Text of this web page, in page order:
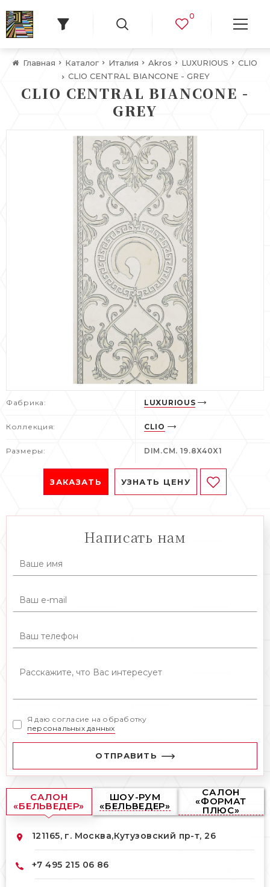
0
Главная Каталог Италия Akros LUXURIOUS
CLIO
CLIO CENTRAL BIANCONE - GREY
CLIO CENTRAL BIANCONE -
GREY
Фабрика: LUXURIOUS
Коллекция: CLIO
Размеры: DIM.CM. 19.8X40X1
ЗАКАЗАТЬ УЗНАТЬ ЦЕНУ
Написать нам
Я даю согласие на обработку
персональных данных
ОТПРАВИТЬ
САЛОН
«БЕЛЬВЕДЕР»
ШОУ-РУМ
«БЕЛЬВЕДЕР»
САЛОН
«ФОРМАТ
ПЛЮС»
121165, г. Москва,Кутузовский пр-т, 26
+7 495 215 06 86